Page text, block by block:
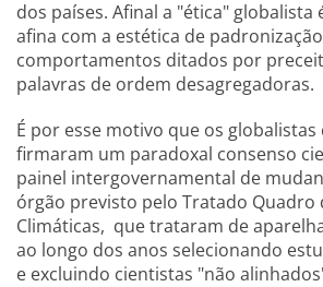
dos países. Afinal a "ética" globalista
afina com a estética de
comportamentos ditados por
palavras de ordem desagregadoras.
É por esse motivo que os globalistas
firmaram um paradoxal consenso
painel intergovernamental de
órgão previsto pelo Tratado Quadro
Climáticas, que trataram de
ao longo dos anos selecionando
e excluindo cientistas "não